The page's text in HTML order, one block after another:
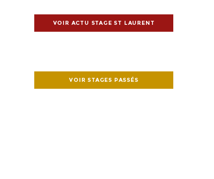
VOIR ACTU STAGE ST LAURENT
VOIR STAGES PASSÉS